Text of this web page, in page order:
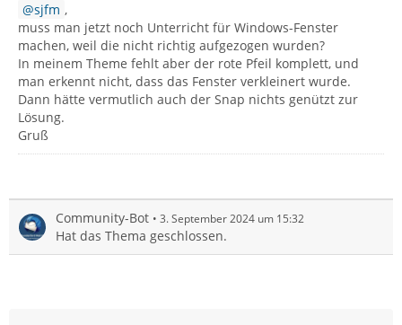
sjfm ,
muss man jetzt noch Unterricht für Windows-Fenster
machen, weil die nicht richtig aufgezogen wurden?
In meinem Theme fehlt aber der rote Pfeil komplett, und
man erkennt nicht, dass das Fenster verkleinert wurde.
Dann hätte vermutlich auch der Snap nichts genützt zur
Lösung.
Gruß
Community-Bot 3. September 2024 um 15:32
Hat das Thema geschlossen.